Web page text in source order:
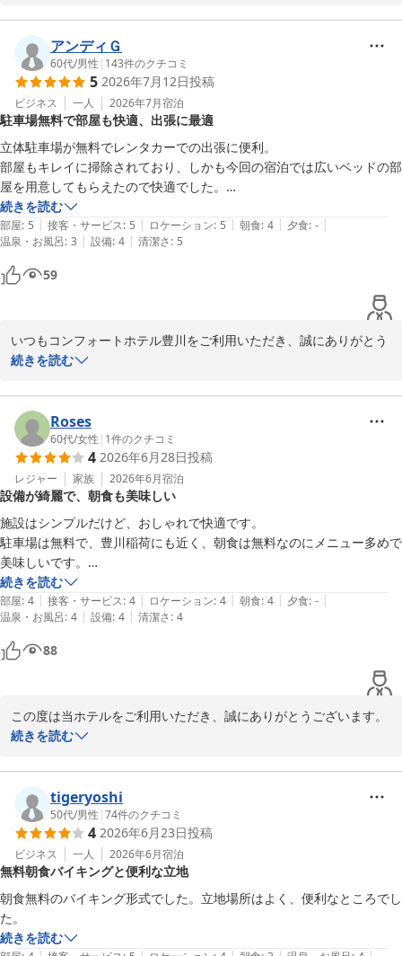
スタッフの対応についてお褒めの言葉を頂戴し、大変嬉しく拝読い
たしました。
また、ベビーベッドがお役に立ち、ご家族皆様で快適にお過ごしい
ただけたご様子を伺うことができ、私どもも大変嬉しく存じます。
これからも、ご家族皆様に安心しておくつろぎいただけるホテルを
目指し、心を込めたおもてなしで、より快適なご滞在をご提供でき
るよう努めてまいります。
また皆様をお迎えできます日を、スタッフ一同心より楽しみにお待
コンフォートホテル豊川
アンディＧ
60代/男性 | 143件のクチコミ
5 2026年7月12日投稿
ビジネス 一人 2026年7月宿泊
駐車場無料で部屋も快適、出張に最適
立体駐車場が無料でレンタカーでの出張に便利。
部屋もキレイに掃除されており、しかも今回の宿泊では広いベッドの部
屋を用意してもらえたので快適でした。
豊川方面の出張時にはまた利用したい。
続きを読む
部屋: 5 | 接客・サービス: 5 | ロケーション: 5 | 朝食: 4 | 夕食: - |
温泉・お風呂: 3 | 設備: 4 | 清潔さ: 5
59
いつもコンフォートホテル豊川をご利用いただき、誠にありがとう
ございます。
当ホテルは、すぐ近くに提携の立体駐車場をご用意しております。
ご出庫前にフロントで処理していただくと、何度も無料でご利用い
ただけます。
ご感想より、また利用したいとのお言葉をいただけて大変嬉しく存
じます。
お客様からのお褒めの言葉は、スタッフにとって何よりの励みとな
ります。
再び豊川にお越しの際も、コンフォートホテル豊川をご利用いただ
けますと幸いです。
お客様のまたのご来館をスタッフ一同、心よりお待ち申し上げてお
ります。
2026-07-13
続きを読む
Roses
60代/女性 | 1件のクチコミ
4 2026年6月28日投稿
レジャー 家族 2026年6月宿泊
設備が綺麗で、朝食も美味しい
施設はシンプルだけど、おしゃれで快適です。
駐車場は無料で、豊川稲荷にも近く、朝食は無料なのにメニュー多めで
美味しいです。
とても、リーズナブルだと思いました。
続きを読む
部屋: 4 | 接客・サービス: 4 | ロケーション: 4 | 朝食: 4 | 夕食: - |
温泉・お風呂: 4 | 設備: 4 | 清潔さ: 4
88
この度は当ホテルをご利用いただき、誠にありがとうございます。
ます。
駐車場の無料サービスや、無料朝食につきましてもお褒めのお言葉
を頂戴し、大変嬉しく存じます。
当ホテルの無料朝食は「Color your Morning」をコンセプトに、
お客さま一人ひとりの旅の朝に、彩りをそえるメニューをご用意し
ております。
次回お泊りの際はぜひお召し上がりくださいませ。
続きを読む
tigeryoshi
50代/男性 |74件のクチコミ
4 2026年6月23日投稿
ビジネス 一人 2026年6月宿泊
無料朝食バイキングと便利な立地
朝食無料のバイキング形式でした。立地場所はよく、便利なところでし
た。
続きを読む